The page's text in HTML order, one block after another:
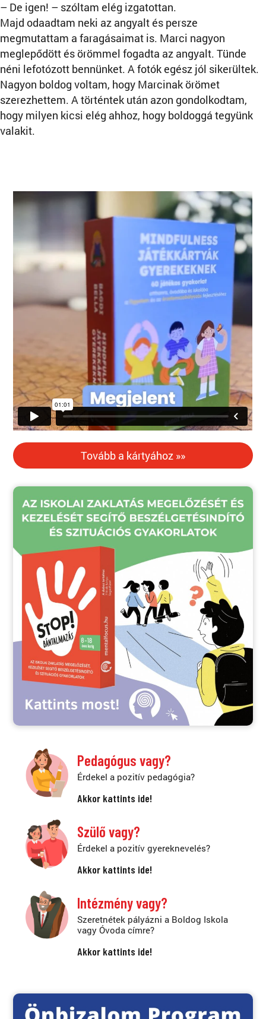
– De igen! – szóltam elég izgatottan.
Majd odaadtam neki az angyalt és persze
megmutattam a faragásaimat is. Marci nagyon
meglepődött és örömmel fogadta az angyalt. Tünde
néni lefotózott bennünket. A fotók egész jól sikerültek.
Nagyon boldog voltam, hogy Marcinak örömet
szerezhettem. A történtek után azon gondolkodtam,
hogy milyen kicsi elég ahhoz, hogy boldoggá tegyünk
valakit.
Tovább a kártyához »»
Pedagógus vagy?
Érdekel a pozitív pedagógia?
Akkor kattints ide!
Szülő vagy?
Érdekel a pozitív gyereknevelés?
Akkor kattints ide!
Intézmény vagy?
Szeretnétek pályázni a Boldog Iskola
vagy Óvoda címre?
Akkor kattints ide!